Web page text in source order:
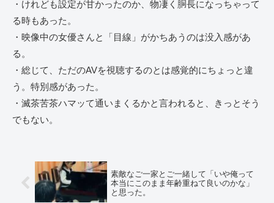
・けれども設定が甘かったのか、物凄く胴長になっちゃって
る時もあった。
・映像中の女優さんと「目線」がかちあうのは没入感があ
る。
・総じて、ただのAVを視聴するのとは感覚的にちょっと違
う。特別感があった。
・滅茶苦茶ハマッて通いまくるかと言われると、きっとそう
でもない。
素敵なご一家とご一緒して「いや俺って
本当にこのまま年齢重ねて良いのかな」
と思った。